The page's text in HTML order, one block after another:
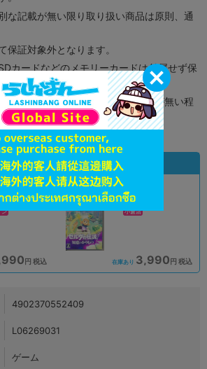
な記載が無い限り取り扱い商品は原則、通
保証対象外となります。
カードなどのメモリーカードは付属せず保
面のキズに関しまして再生に支障が無い程
ございます。
チラ
状態違いの同一商品
A
ン
円 税込
状態 :
小倉店
在庫あり 3,990 円 税込
4902370552409
L06269031
ゲーム